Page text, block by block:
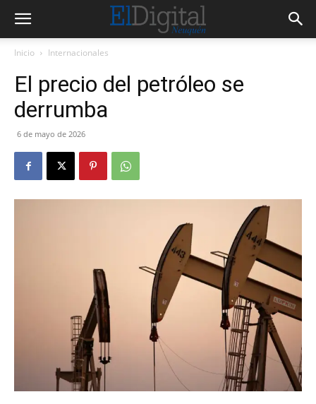
Inicio Internacionales
El precio del petróleo se
derrumba
6 de mayo de 2026